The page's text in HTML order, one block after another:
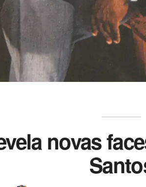
novas